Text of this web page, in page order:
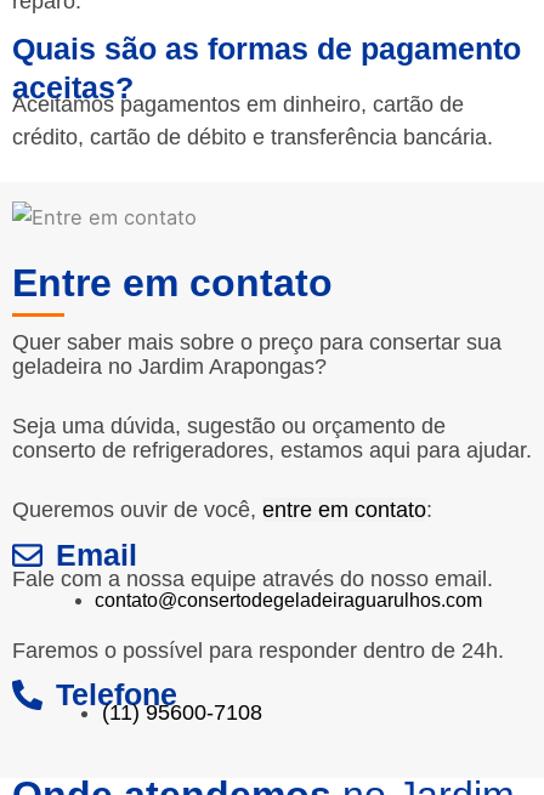
Quais são as formas de pagamento
aceitas?
Aceitamos pagamentos em dinheiro, cartão de
crédito, cartão de débito e transferência bancária.
Entre em contato
Quer saber mais sobre o preço para consertar sua
geladeira no Jardim Arapongas?
Seja uma dúvida, sugestão ou orçamento de
conserto de refrigeradores, estamos aqui para ajudar.
Queremos ouvir de você, entre em contato:
Email
Fale com a nossa equipe através do nosso email.
contato@consertodegeladeiraguarulhos.com
Faremos o possível para responder dentro de 24h.
Telefone
(11) 95600-7108